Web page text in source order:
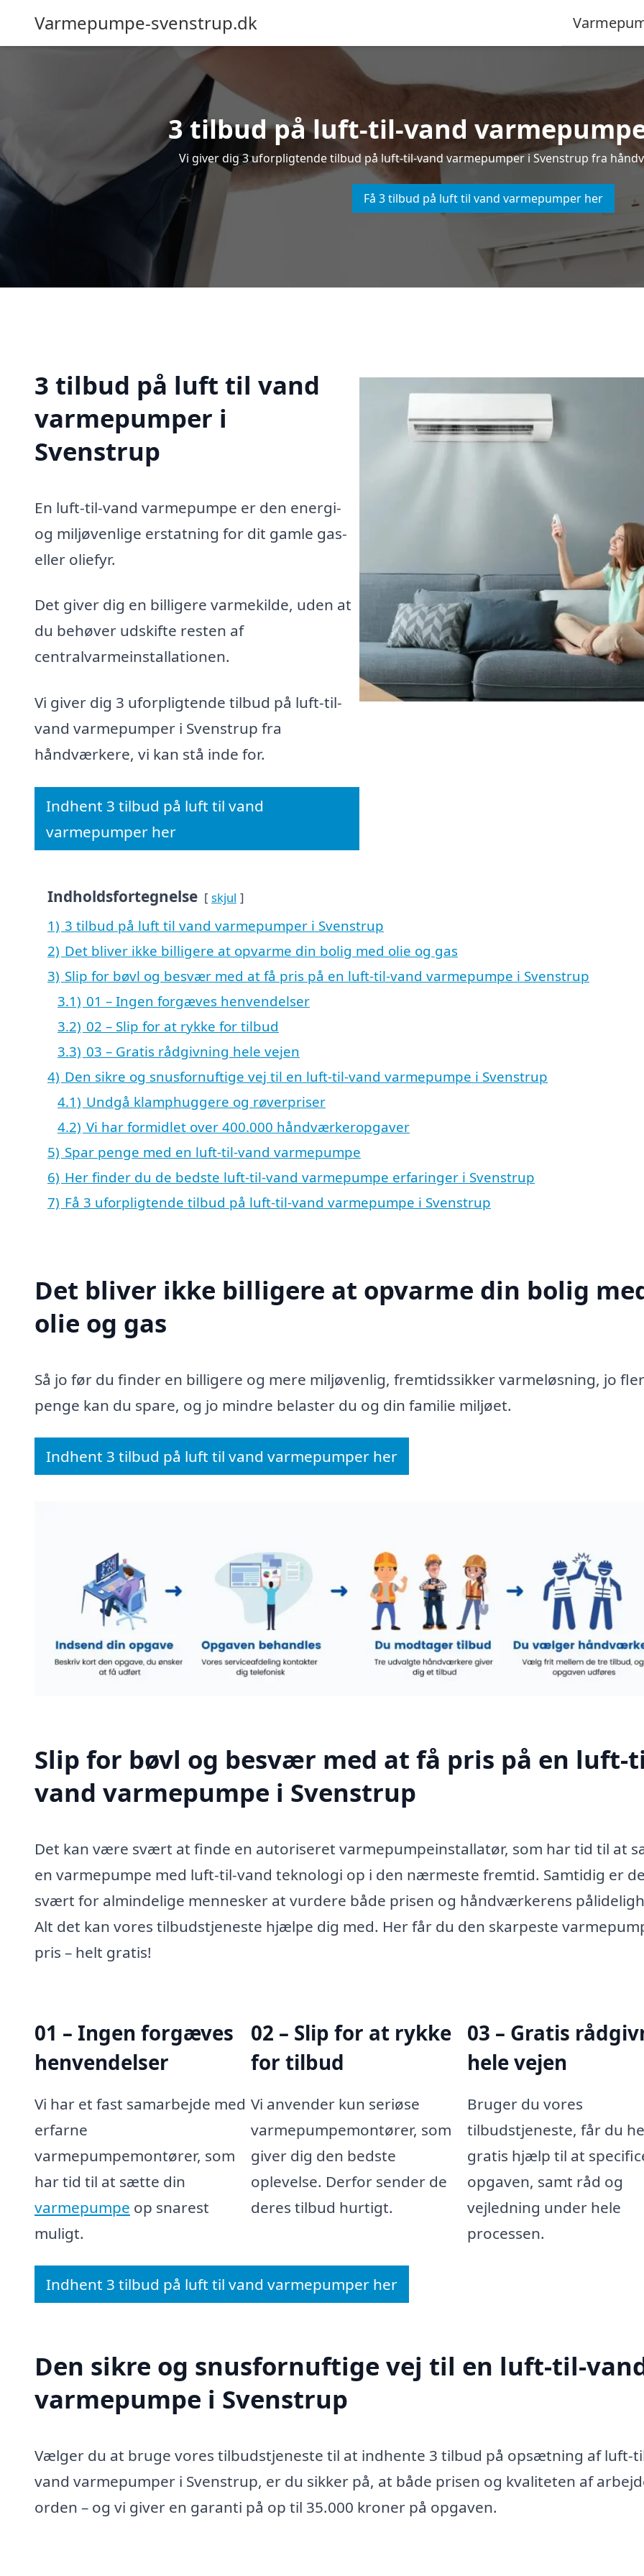
Varmepumpe-svenstrup.dk
3 tilbud på luft-til-vand
Vi giver dig 3 uforpligtende tilbud på luft-til-vand varmepumper i Svenstrup fra
Få 3 tilbud på luft til vand varmepumper her
3 tilbud på luft til vand
varmepumper i
Svenstrup
En luft-til-vand varmepumpe er den energi-
og miljøvenlige erstatning for dit gamle gas-
eller oliefyr.
Det giver dig en billigere varmekilde, uden at
du behøver udskifte resten af
centralvarmeinstallationen.
Vi giver dig 3 uforpligtende tilbud på luft-til-
vand varmepumper i Svenstrup fra
håndværkere, vi kan stå inde for.
Indhent 3 tilbud på luft til vand
varmepumper her
Indholdsfortegnelse skjul
1) 3 tilbud på luft til vand varmepumper i Svenstrup
2) Det bliver ikke billigere at opvarme din bolig med olie og gas
3) Slip for bøvl og besvær med at få pris på en luft-til-vand varmepumpe i Svenstrup
3.1) 01 – Ingen forgæves henvendelser
3.2) 02 – Slip for at rykke for tilbud
3.3) 03 – Gratis rådgivning hele vejen
4) Den sikre og snusfornuftige vej til en luft-til-vand varmepumpe i Svenstrup
4.1) Undgå klamphuggere og røverpriser
4.2) Vi har formidlet over 400.000 håndværkeropgaver
5) Spar penge med en luft-til-vand varmepumpe
6) Her finder du de bedste luft-til-vand varmepumpe erfaringer i Svenstrup
7) Få 3 uforpligtende tilbud på luft-til-vand varmepumpe i Svenstrup
Det bliver ikke billigere at opvarme din bolig
olie og gas
Så jo før du finder en billigere og mere miljøvenlig, fremtidssikker varmeløsning, jo
penge kan du spare, og jo mindre belaster du og din familie miljøet.
Indhent 3 tilbud på luft til vand varmepumper her
Slip for bøvl og besvær med at få pris på en luft-
vand varmepumpe i Svenstrup
Det kan være svært at finde en autoriseret varmepumpeinstallatør, som har tid til at
en varmepumpe med luft-til-vand teknologi op i den nærmeste fremtid. Samtidig er
svært for almindelige mennesker at vurdere både prisen og håndværkerens
Alt det kan vores tilbudstjeneste hjælpe dig med. Her får du den skarpeste
pris – helt gratis!
01 – Ingen forgæves
henvendelser
Vi har et fast samarbejde med
erfarne
varmepumpemontører, som
har tid til at sætte din
varmepumpe op snarest
muligt.
02 – Slip for at rykke
for tilbud
Vi anvender kun seriøse
varmepumpemontører, som
giver dig den bedste
oplevelse. Derfor sender de
deres tilbud hurtigt.
03 – Gratis
hele vejen
Bruger du vores
tilbudstjeneste, får du
gratis hjælp til at
opgaven, samt råd og
vejledning under hele
processen.
Indhent 3 tilbud på luft til vand varmepumper her
Den sikre og snusfornuftige vej til en luft-til-
varmepumpe i Svenstrup
Vælger du at bruge vores tilbudstjeneste til at indhente 3 tilbud på opsætning af luft-
vand varmepumper i Svenstrup, er du sikker på, at både prisen og kvaliteten af
orden – og vi giver en garanti på op til 35.000 kroner på opgaven.